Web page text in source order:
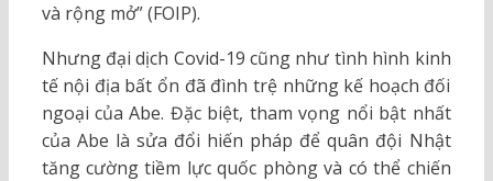
và rộng mở” (FOIP).
Nhưng đại dịch Covid-19 cũng như tình hình kinh
tế nội địa bất ổn đã đình trệ những kế hoạch đối
ngoại của Abe. Đặc biệt, tham vọng nổi bật nhất
của Abe là sửa đổi hiến pháp để quân đội Nhật
tăng cường tiềm lực quốc phòng và có thể chiến